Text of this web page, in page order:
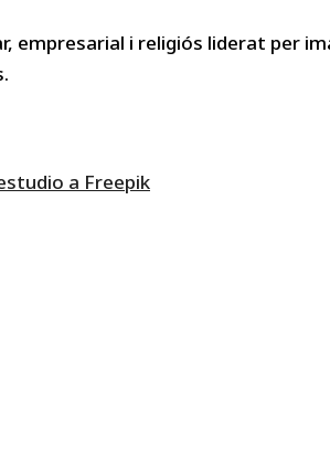
empresarial i religiós liderat per
a Freepik